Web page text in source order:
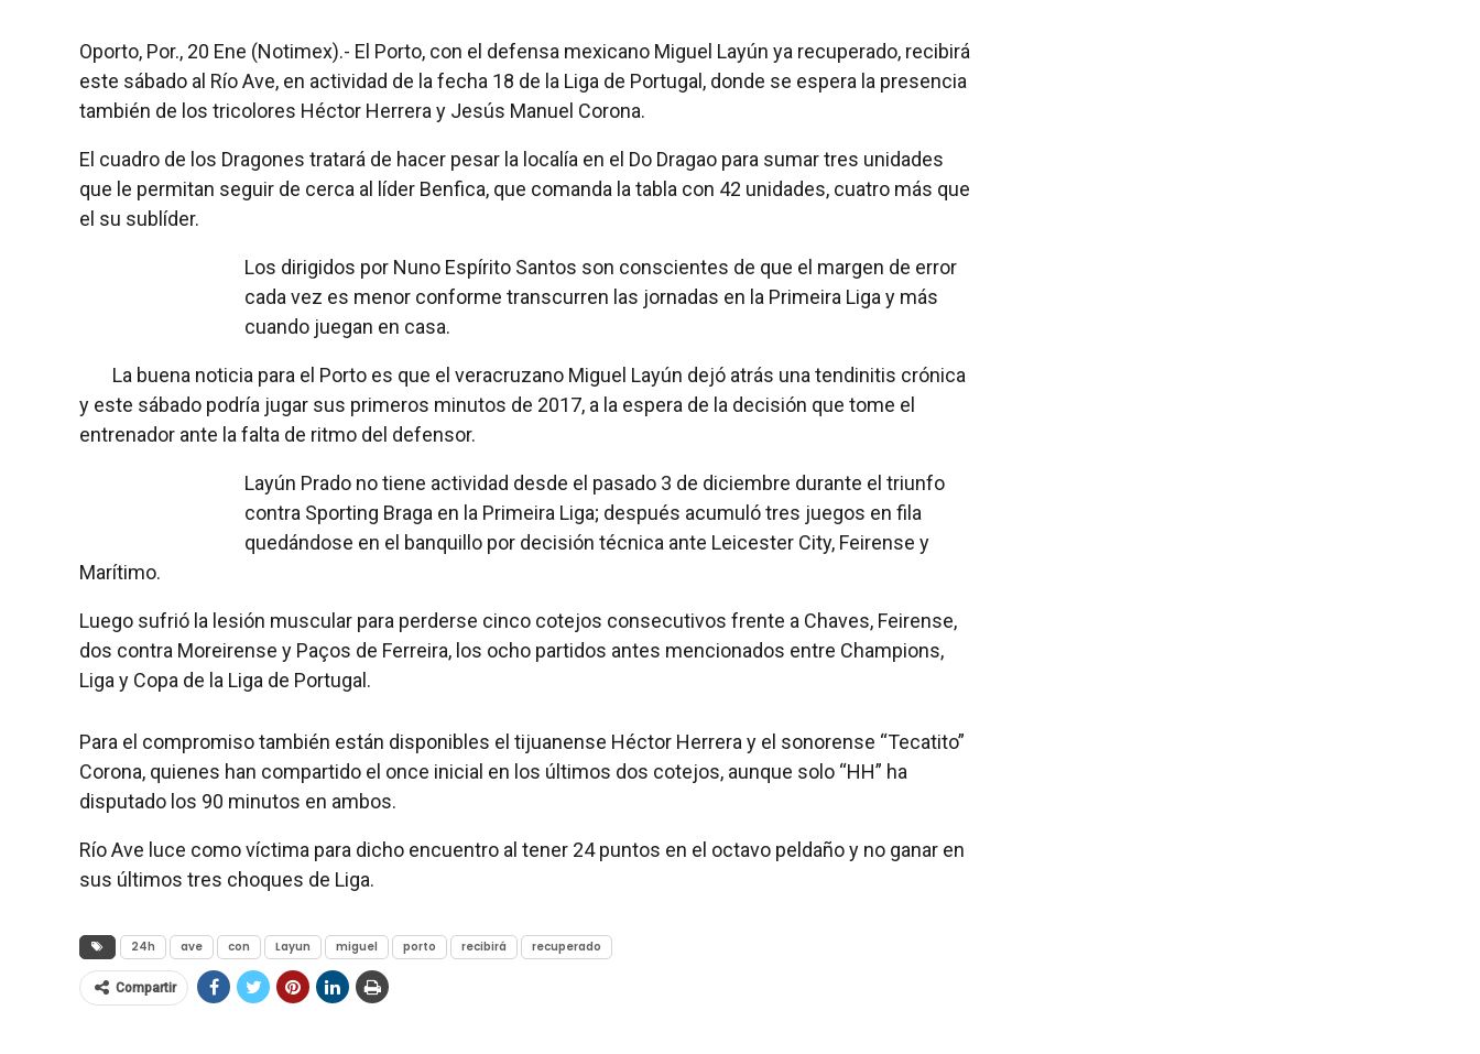
Oporto, Por., 20 Ene (Notimex).- El Porto, con el defensa mexicano Miguel Layún ya recuperado, recibirá
este sábado al Río Ave, en actividad de la fecha 18 de la Liga de Portugal, donde se espera la presencia
también de los tricolores Héctor Herrera y Jesús Manuel Corona.
El cuadro de los Dragones tratará de hacer pesar la localía en el Do Dragao para sumar tres unidades
que le permitan seguir de cerca al líder Benfica, que comanda la tabla con 42 unidades, cuatro más que
el su sublíder.
Los dirigidos por Nuno Espírito Santos son conscientes de que el margen de error
cada vez es menor conforme transcurren las jornadas en la Primeira Liga y más
cuando juegan en casa.
La buena noticia para el Porto es que el veracruzano Miguel Layún dejó atrás una tendinitis crónica
y este sábado podría jugar sus primeros minutos de 2017, a la espera de la decisión que tome el
entrenador ante la falta de ritmo del defensor.
Layún Prado no tiene actividad desde el pasado 3 de diciembre durante el triunfo
contra Sporting Braga en la Primeira Liga; después acumuló tres juegos en fila
quedándose en el banquillo por decisión técnica ante Leicester City, Feirense y
Marítimo.
Luego sufrió la lesión muscular para perderse cinco cotejos consecutivos frente a Chaves, Feirense,
dos contra Moreirense y Paços de Ferreira, los ocho partidos antes mencionados entre Champions,
Liga y Copa de la Liga de Portugal.
Para el compromiso también están disponibles el tijuanense Héctor Herrera y el sonorense “Tecatito”
Corona, quienes han compartido el once inicial en los últimos dos cotejos, aunque solo “HH” ha
disputado los 90 minutos en ambos.
Río Ave luce como víctima para dicho encuentro al tener 24 puntos en el octavo peldaño y no ganar en
sus últimos tres choques de Liga.
24h ave con Layun miguel porto recibirá recuperado
Compartir